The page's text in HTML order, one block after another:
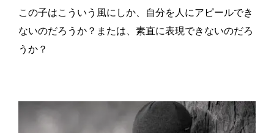
この子はこういう風にしか、自分を人にアピールでき
ないのだろうか？または、素直に表現できないのだろ
うか？